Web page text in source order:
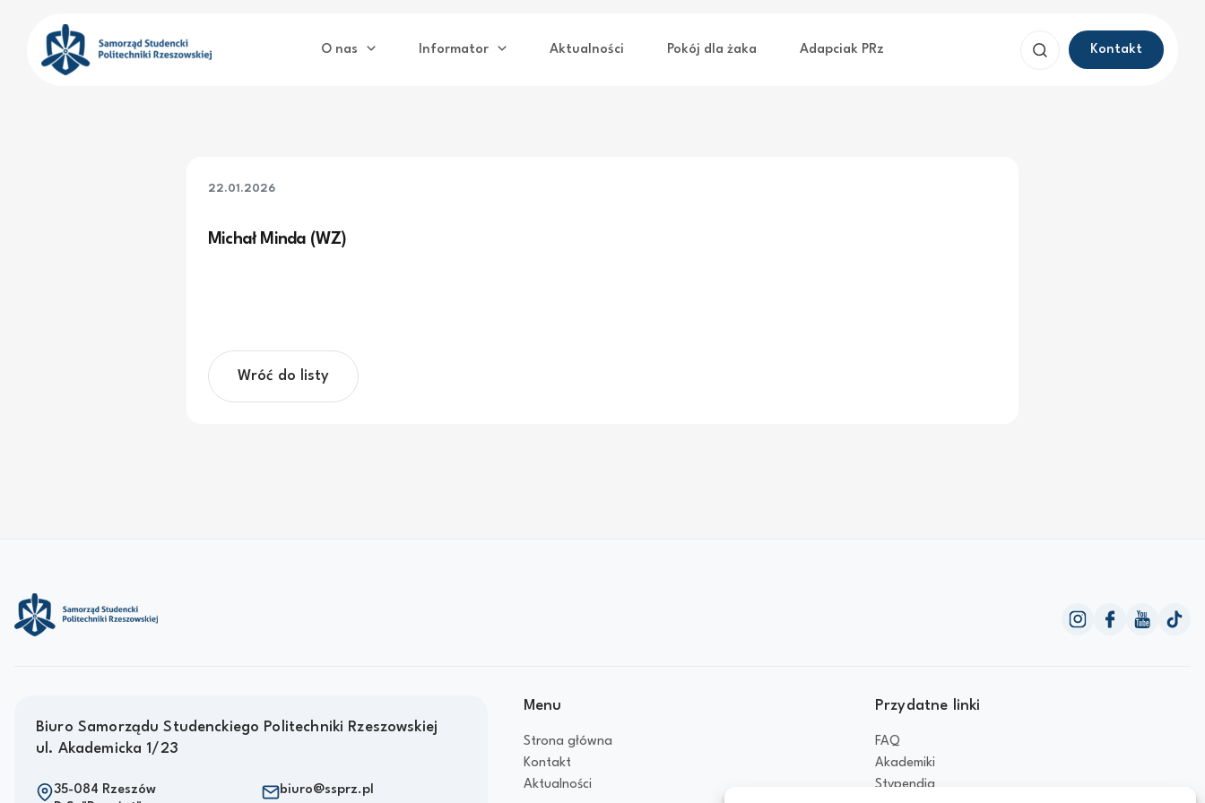
O nas Informator Aktualności Pokój dla żaka Adapciak PRz Szukaj Kontakt
22.01.2026
Michał Minda (WZ)
Wróć do listy
Biuro Samorządu Studenckiego Politechniki Rzeszowskiej
ul. Akademicka 1/23
35-084 Rzeszów
biuro@ssprz.pl
Menu
Strona główna
Kontakt
Aktualności
Przydatne linki
FAQ
Akademiki
Stypendia